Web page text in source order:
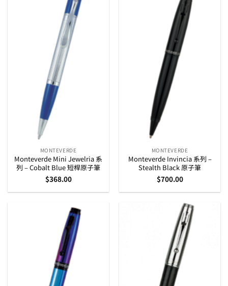
MONTEVERDE
Monteverde Mini Jewelria 系
列 – Cobalt Blue 短桿原子筆
$368.00
MONTEVERDE
Monteverde Invincia 系列 –
Stealth Black 原子筆
$700.00